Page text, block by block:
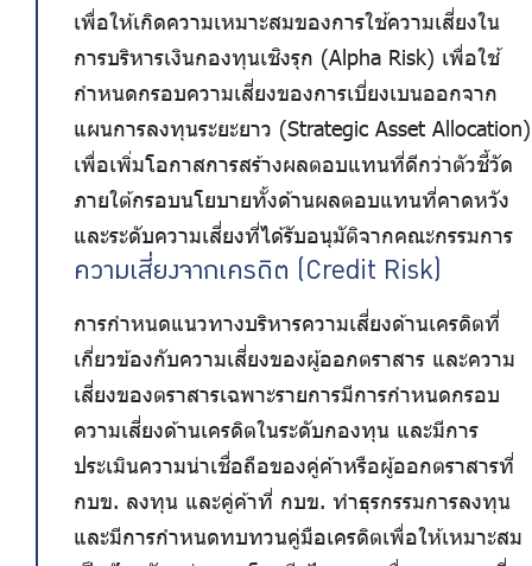
เพื่อให้เกิดความเหมาะสมของการใช้ความเสี่ยงใน
การบริหารเงินกองทุนเชิงรุก (Alpha Risk) เพื่อใช้
กำหนดกรอบความเสี่ยงของการเบี่ยงเบนออกจาก
แผนการลงทุนระยะยาว (Strategic Asset Allocation)
เพื่อเพิ่มโอกาสการสร้างผลตอบแทนที่ดีกว่าตัวชี้วัด
ภายใต้กรอบนโยบายทั้งด้านผลตอบแทนที่คาดหวัง
และระดับความเสี่ยงที่ได้รับอนุมัติจากคณะกรรมการ
ความเสี่ยงจากเครดิต (Credit Risk)
การกำหนดแนวทางบริหารความเสี่ยงด้านเครดิตที่
เกี่ยวข้องกับความเสี่ยงของผู้ออกตราสาร และความ
เสี่ยงของตราสารเฉพาะรายการมีการกำหนดกรอบ
ความเสี่ยงด้านเครดิตในระดับกองทุน และมีการ
ประเมินความน่าเชื่อถือของคู่ค้าหรือผู้ออกตราสารที่
กบข. ลงทุน และคู่ค้าที่ กบข. ทำธุรกรรมการลงทุน
และมีการกำหนดทบทวนคู่มือเครดิตเพื่อให้เหมาะสม